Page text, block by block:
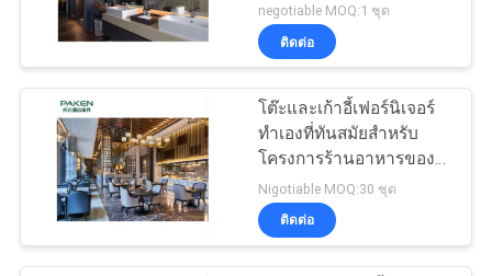
ราคา
แผนผัง
เว็บไซต์
PRIVACY
negotiable MOQ:1 ชุด
ติดต่อ
โต๊ะและเก้าอี้เฟอร์นิเจอร์
ทำเองที่ทันสมัยสำหรับ
โครงการร้านอาหารของ
โรงแรม
Nigotiable MOQ:30 ชุด
ติดต่อ